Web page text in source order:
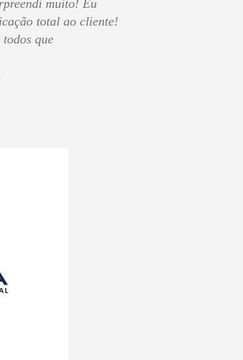
muito! Eu
total ao cliente!
todos que